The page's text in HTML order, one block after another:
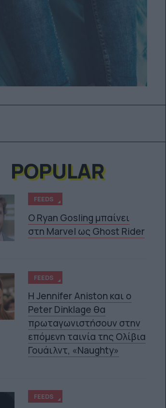
POPULAR
FEEDS
Ο Ryan Gosling μπαίνει
στη Marvel ως Ghost Rider
FEEDS
Η Jennifer Aniston και ο
Peter Dinklage θα
πρωταγωνιστήσουν στην
επόμενη ταινία της Ολίβια
Γουάιλντ, «Naughty»
FEEDS